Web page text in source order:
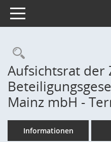
Toggle navigation
Aufsichtsrat der
Mainz mbH -
Informationen